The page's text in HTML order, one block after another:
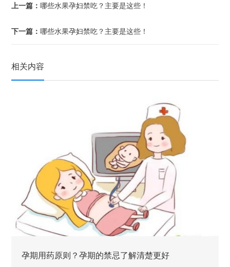
上一篇：哪些水果孕妇禁吃？主要是这些！
下一篇：哪些水果孕妇禁吃？主要是这些！
相关内容
孕期用药原则？孕期的禁忌了解清楚更好